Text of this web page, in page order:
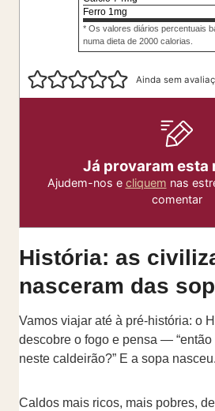
Ferro 1 mg
* Os valores diários percentuais
numa dieta de 2000 calorias.
Ainda sem
Já provaram esta
Ajudem-nos e cliquem nas
comentar
História: as
nasceram das
Vamos viajar até à pré-história: o
descobre o fogo e pensa —
neste caldeirão?” E a sopa nasceu.
Caldos mais ricos, mais pobres,